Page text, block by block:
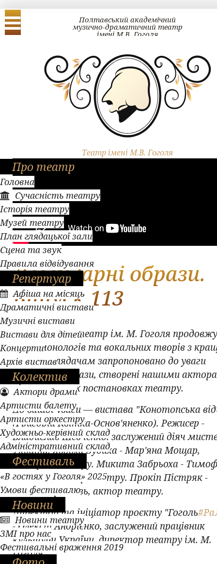
Театр імені М.В. Гоголя
Про театр
Головна
Сучасність театру
Історія театру
Музей театру
План глядацької зали
Сцена та звук
Правила відвідування
Репертуар
Афіша на місяць
Драматичні вистави
Музичні вистави
Вистави для дітей
Концерти
Архів вистав
Колектив
Актори драми
Артисти балету
Артисти оркестру
Художньо-керівний склад
Адміністративний склад
Фестиваль
«В гостях у Гоголя» 2025
Умови фестивалю
Новини
Новини театру
ЗМІ про нас
Фестивальні враження 2019
Полтавський академічний
музично-драматичний театр
імені М.В. Гоголя
Проект
Легендарні образи.
Випуск 113
Полтавський театр ім. М. Гоголя
серію монологів та вокальних творів з
вистав. Глядачам запропоновано до уваги
легендарні образи, створені нашими
різножанрових постановках театру.
До вашої уваги — вистава "Конотопська
(Григорій Квітка-Основ'яненко). Режисер -
Владислав Шевченко, заслужений діяч
України. Явдоха Зубиха - Мар'яна Мощар,
акторка театру. Микита Забрьоха -
Зінченко, актор театру. Прокіп Пістряк -
Олександр Князь, актор театру.
Директор та ініціатор проєкту "Гоголь
- Олексій Андрієнко, заслужений працівник
культури України, директор театру ім. М.
Гоголя.